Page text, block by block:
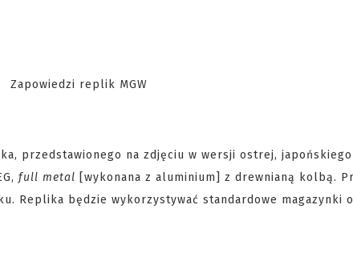
przedstawionego na zdjęciu w wersji ostrej,
full metal [wykonana z aluminium] z drewnianą kolbą.
Replika będzie wykorzystywać standardowe magazynki